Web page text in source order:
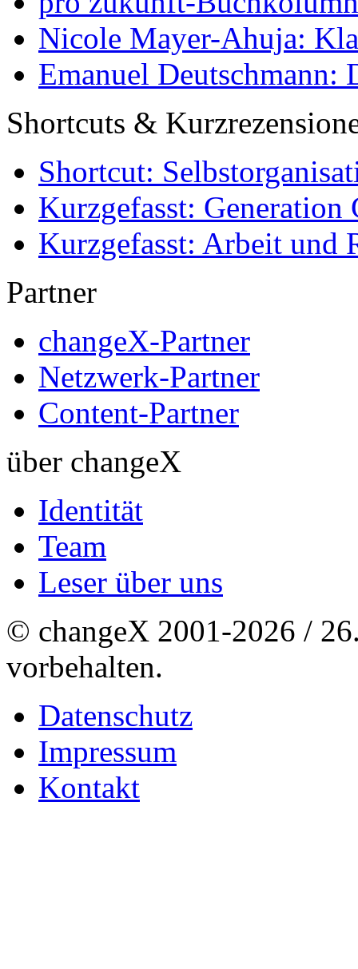
Nicole Mayer-Ahuja:
Emanuel Deutschmann:
Shortcuts &
Shortcut:
Kurzgefasst: Generation
Kurzgefasst: Arbeit und
Partner
changeX-Partner
Netzwerk-Partner
Content-Partner
über changeX
Identität
Team
Leser über uns
© changeX 2001-2026 /
vorbehalten.
Datenschutz
Impressum
Kontakt